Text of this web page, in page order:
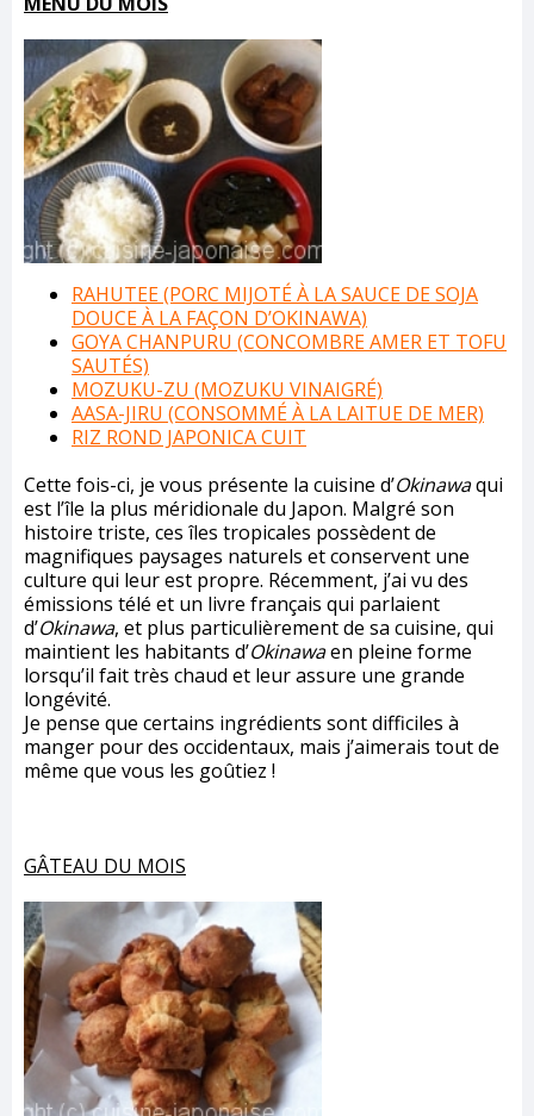
RAHUTEE (PORC MIJOTÉ À LA SAUCE DE SOJA
DOUCE À LA FAÇON D’OKINAWA)
GOYA CHANPURU (CONCOMBRE AMER ET TOFU
SAUTÉS)
MOZUKU-ZU (MOZUKU VINAIGRÉ)
AASA-JIRU (CONSOMMÉ À LA LAITUE DE MER)
RIZ ROND JAPONICA CUIT
Cette fois-ci, je vous présente la cuisine d’Okinawaqui
est l’île la plus méridionale du Japon. Malgré son
histoire triste, ces îles tropicales possèdent de
magnifiques paysages naturels et conservent une
culture qui leur est propre. Récemment, j’ai vu des
émissions télé et un livre français qui parlaient
d’Okinawa, et plus particulièrement de sa cuisine, qui
maintient les habitants d’Okinawaen pleine forme
lorsqu’il fait très chaud et leur assure une grande
longévité.
Je pense que certains ingrédients sont difficiles à
manger pour des occidentaux, mais j’aimerais tout de
même que vous les goûtiez !
GÂTEAU DU MOIS